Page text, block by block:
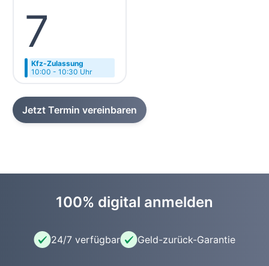
7
Kfz-Zulassung
10:00 - 10:30 Uhr
Jetzt Termin vereinbaren
100% digital anmelden
24/7 verfügbar Geld-zurück-Garantie